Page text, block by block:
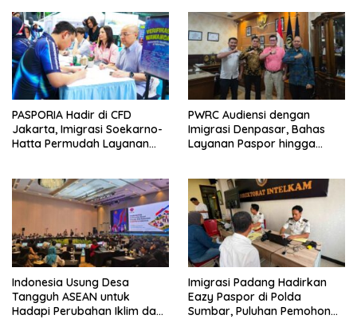
PASPORIA Hadir di CFD
Jakarta, Imigrasi Soekarno-
Hatta Permudah Layanan
PWRC Audiensi dengan
Imigrasi Denpasar, Bahas
Layanan Paspor hingga
Indonesia Usung Desa
Tangguh ASEAN untuk
Hadapi Perubahan Iklim dan
Imigrasi Padang Hadirkan
Eazy Paspor di Polda
Sumbar, Puluhan Pemohon